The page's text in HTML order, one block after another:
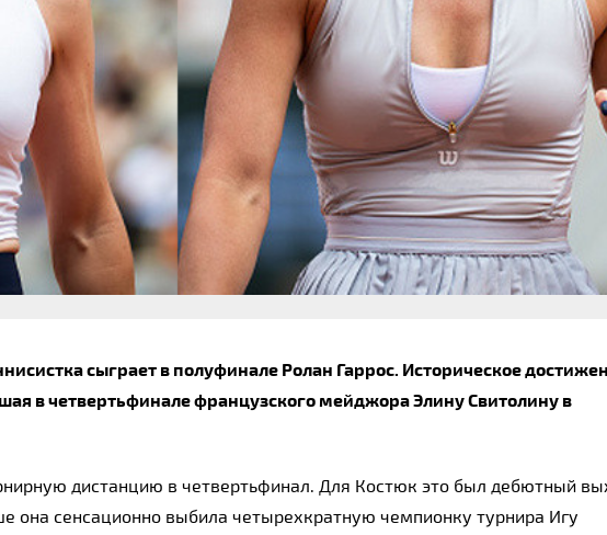
сыграет в полуфинале Ролан Гаррос. Историческое
в четвертьфинале французского мейджора Элину Свитолину в
дистанцию ​​в четвертьфинал. Для Костюк это был дебютный
она сенсационно выбила четырехкратную чемпионку турнира Игу